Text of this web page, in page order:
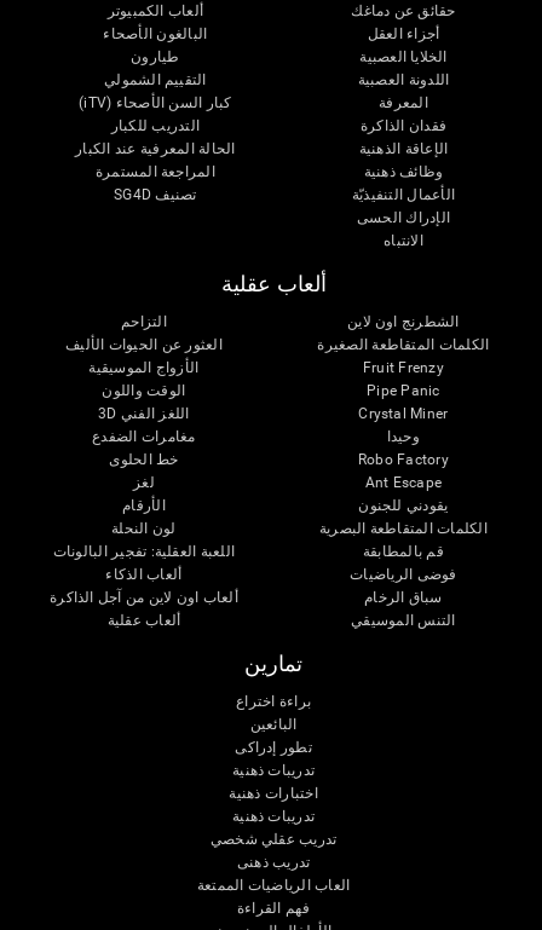
حقائق عن دماغك
أجزاء العقل
الخلايا العصبية
اللدونة العصبية
المعرفة
فقدان الذاكرة
الإعاقة الذهنية
وظائف ذهنية
الأعمال التنفيذيّة
الإدراك الحسى
الانتباه
ألعاب الكمبيوتر
البالغون الأصحاء
طيارون
التقييم الشمولي
كبار السن الأصحاء (iTV)
التدريب للكبار
الحالة المعرفية عند الكبار
المراجعة المستمرة
تصنيف SG4D
ألعاب عقلية
الشطرنج اون لاين
الكلمات المتقاطعة الصغيرة
Fruit Frenzy
Pipe Panic
Crystal Miner
وحيدا
Robo Factory
Ant Escape
يقودني للجنون
الكلمات المتقاطعة البصرية
قم بالمطابقة
فوضى الرياضيات
سباق الرخام
التنس الموسيقي
التزاحم
العثور عن الحيوات الأليف
الأزواج الموسيقية
الوقت واللون
اللغز الفني 3D
مغامرات الضفدع
خط الحلوى
لغز
الأرقام
لون النحلة
اللعبة العقلية: تفجير البالونات
ألعاب الذكاء
ألعاب اون لاين من آجل الذاكرة
ألعاب عقلية
تمارين
براءة اختراع
البائعين
تطور إدراكى
تدريبات ذهنية
اختبارات ذهنية
تدريبات ذهنية
تدريب عقلي شخصي
تدريب ذهنى
العاب الرياضيات الممتعة
فهم القراءة